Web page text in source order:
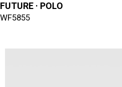
FUTURE · POLO
WF5855